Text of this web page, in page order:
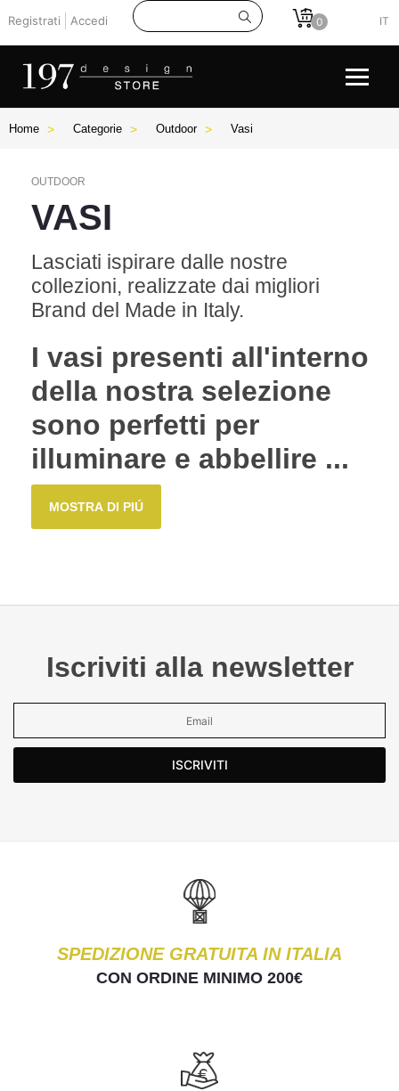
Registrati Accedi 0 IT
Home Categorie Outdoor Vasi
OUTDOOR
VASI
Lasciati ispirare dalle nostre
collezioni, realizzate dai migliori
Brand del Made in Italy.
I vasi presenti all'interno
della nostra selezione
sono perfetti per
illuminare e abbellire ...
MOSTRA DI PIÚ
Iscriviti alla newsletter
ISCRIVITI
SPEDIZIONE GRATUITA IN ITALIA
CON ORDINE MINIMO 200€